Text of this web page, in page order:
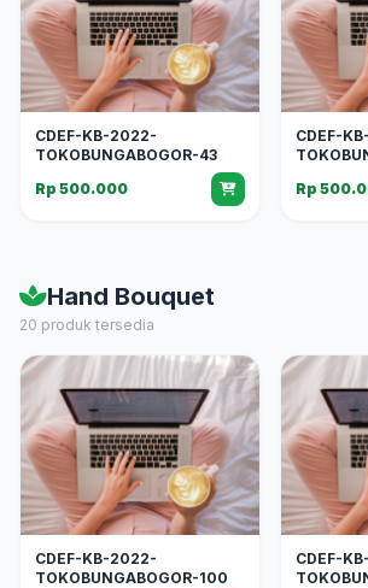
CDEF-KB-2022-
TOKOBUNGABOGOR-43
Rp 500.000
CDEF-
Rp
Hand Bouquet
20 produk tersedia
CDEF-KB-2022-
TOKOBUNGABOGOR-100
CDEF-